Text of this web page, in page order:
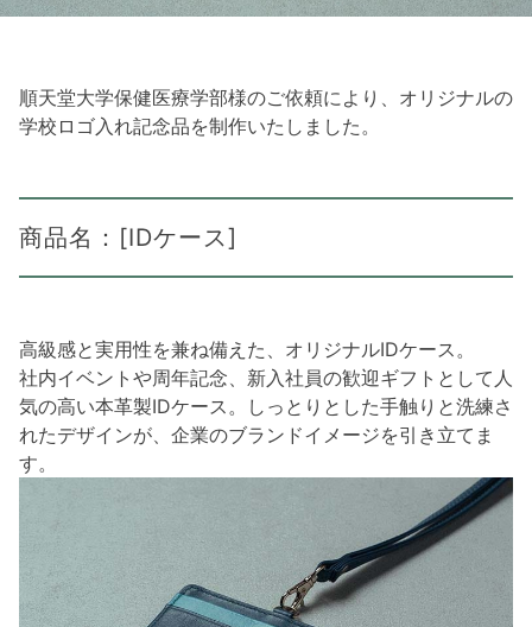
順天堂大学保健医療学部様のご依頼により、オリジナルの
学校ロゴ入れ記念品を制作いたしました。
商品名：[IDケース]
高級感と実用性を兼ね備えた、オリジナルIDケース。
社内イベントや周年記念、新入社員の歓迎ギフトとして人
気の高い本革製IDケース。しっとりとした手触りと洗練さ
れたデザインが、企業のブランドイメージを引き立てま
す。